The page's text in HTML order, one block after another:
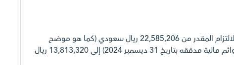
1. تم تخفيض إجمالي الالتزام المقدر من 22,585,206 ريال سعودي (كما هو موضح
بمخصص الزكاة بأخر قوائم مالية مدققه بتاريخ 31 ديسمبر 2024) إلى 13,813,320 ريال